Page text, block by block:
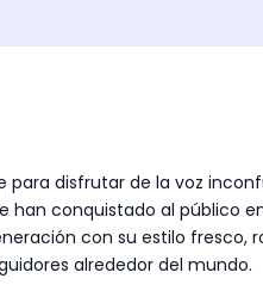
para disfrutar de la voz
han conquistado al público
con su estilo fresco,
alrededor del mundo.